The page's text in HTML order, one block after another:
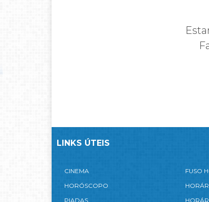
LINKS ÚTEIS
CINEMA
HORÓSCOPO
PIADAS
FUSO